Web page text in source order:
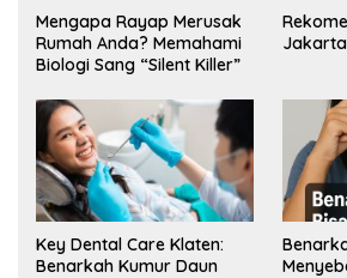
Mengapa Rayap Merusak
Rumah Anda? Memahami
Biologi Sang “Silent Killer”
Key Dental Care Klaten:
Benarkah Kumur Daun